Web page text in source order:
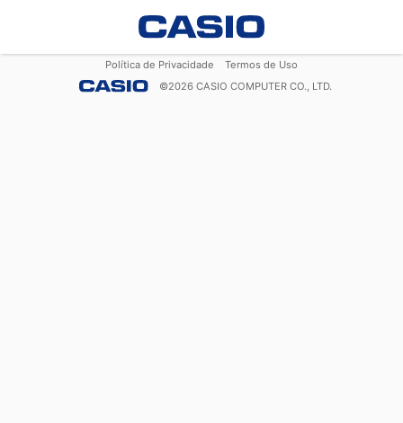
Política de Privacidade
Termos de Uso
©2026 CASIO COMPUTER CO., LTD.